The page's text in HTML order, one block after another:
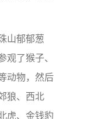
山郁郁葱
观了猴子、
动物，然后
狼、西北
虎、金钱豹